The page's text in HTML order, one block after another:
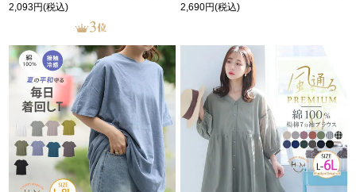
2,093円(税込) 2,690円(税込)